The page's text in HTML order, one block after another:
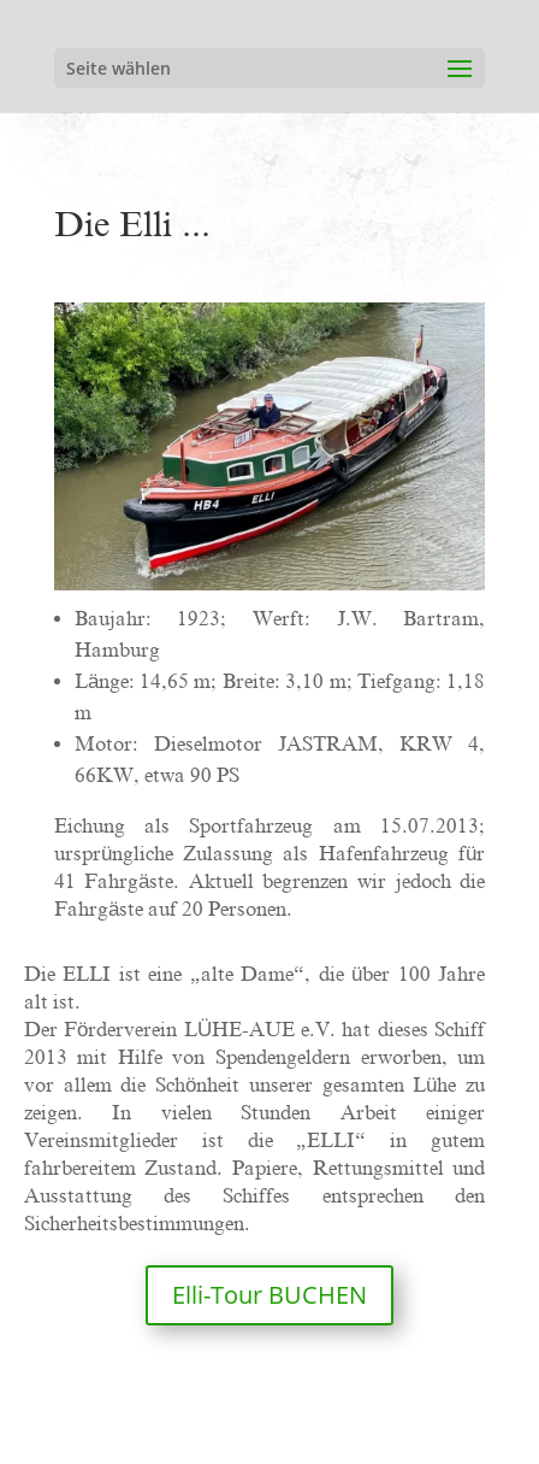
Seite wählen
Die Elli ...
Baujahr: 1923; Werft: J.W. Bartram,
Hamburg
Länge: 14,65 m; Breite: 3,10 m; Tiefgang: 1,18
m
Motor: Dieselmotor JASTRAM, KRW 4,
66KW, etwa 90 PS
Eichung als Sportfahrzeug am 15.07.2013;
ursprüngliche Zulassung als Hafenfahrzeug für
41 Fahrgäste. Aktuell begrenzen wir jedoch die
Fahrgäste auf 20 Personen.
Die ELLI ist eine „alte Dame“, die über 100 Jahre
alt ist.
Der Förderverein LÜHE-AUE e.V. hat dieses Schiff
2013 mit Hilfe von Spendengeldern erworben, um
vor allem die Schönheit unserer gesamten Lühe zu
zeigen. In vielen Stunden Arbeit einiger
Vereinsmitglieder ist die „ELLI“ in gutem
fahrbereitem Zustand. Papiere, Rettungsmittel und
Ausstattung des Schiffes entsprechen den
Sicherheitsbestimmungen.
Elli-Tour BUCHEN